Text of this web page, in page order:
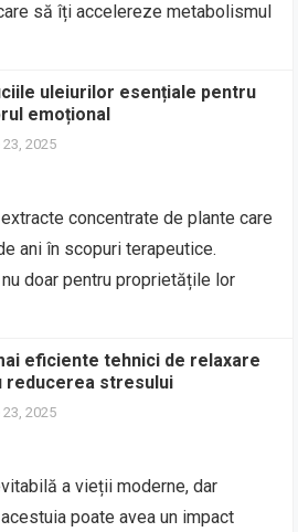
să îți accelereze metabolismul
uleiurilor esențiale pentru
emoțional
2025
concentrate de plante care
ani în scopuri terapeutice.
doar pentru proprietățile lor
eficiente tehnici de relaxare
reducerea stresului
2025
a vieții moderne, dar
poate avea un impact